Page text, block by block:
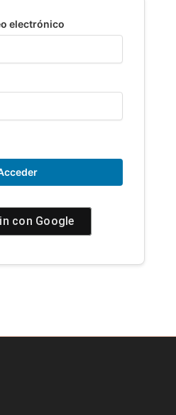
electrónico
con Google